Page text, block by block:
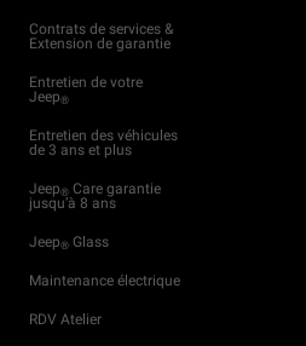
Contrats de services &
Extension de garantie
Entretien de votre
Jeep®
Entretien des véhicules
de 3 ans et plus
Jeep®Care garantie
jusqu’à 8 ans
Jeep®Glass
Maintenance électrique
RDV Atelier